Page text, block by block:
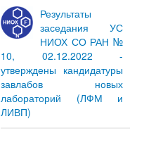
Результаты
заседания УС
НИОХ СО РАН №
10, 02.12.2022 -
утверждены кандидатуры
завлабов новых
лабораторий (ЛФМ и
ЛИВП)